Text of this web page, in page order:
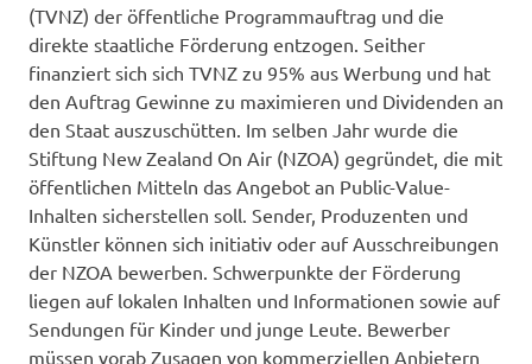
(TVNZ) der öffentliche Programmauftrag und die
direkte staatliche Förderung entzogen. Seither
finanziert sich sich TVNZ zu 95% aus Werbung und hat
den Auftrag Gewinne zu maximieren und Dividenden an
den Staat auszuschütten. Im selben Jahr wurde die
Stiftung New Zealand On Air (NZOA) gegründet, die mit
öffentlichen Mitteln das Angebot an Public-Value-
Inhalten sicherstellen soll. Sender, Produzenten und
Künstler können sich initiativ oder auf Ausschreibungen
der NZOA bewerben. Schwerpunkte der Förderung
liegen auf lokalen Inhalten und Informationen sowie auf
Sendungen für Kinder und junge Leute. Bewerber
müssen vorab Zusagen von kommerziellen Anbietern